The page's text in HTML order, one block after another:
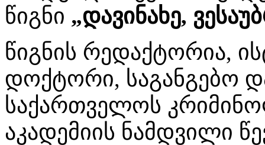
წიგნი „დავინახე,
წიგნის რედაქტორია,
დოქტორი, საგანგებო
საქართველოს
აკადემიის ნამდვილი